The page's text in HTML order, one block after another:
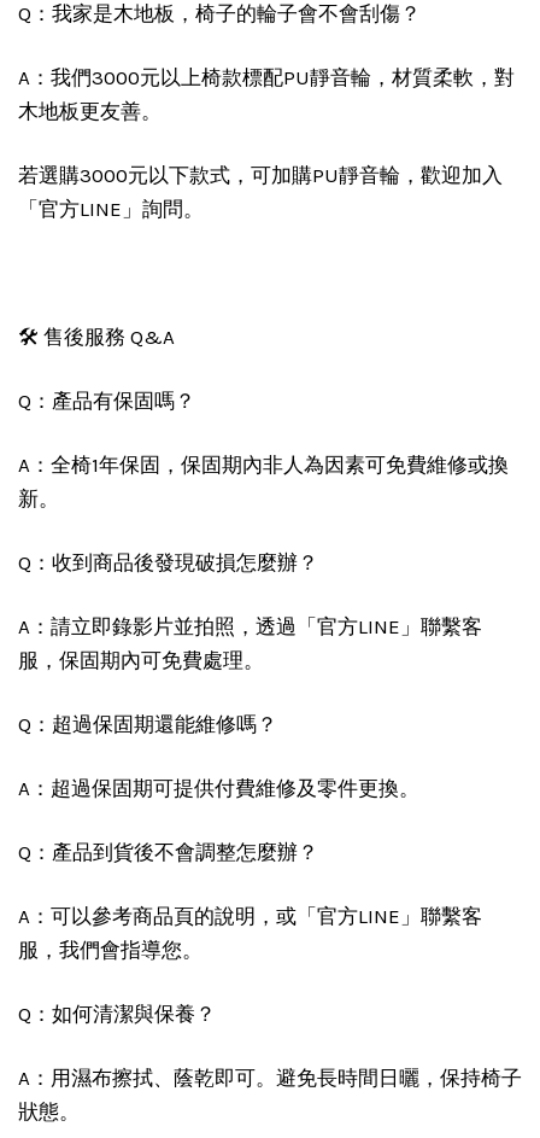
Q：我家是木地板，椅子的輪子會不會刮傷？
A：我們3000元以上椅款標配PU靜音輪，材質柔軟，對
木地板更友善。
若選購3000元以下款式，可加購PU靜音輪，歡迎加入
「官方LINE」詢問。
🛠️ 售後服務 Q&A
Q：產品有保固嗎？
A：全椅1年保固，保固期內非人為因素可免費維修或換
新。
Q：收到商品後發現破損怎麼辦？
A：請立即錄影片並拍照，透過「官方LINE」聯繫客
服，保固期內可免費處理。
Q：超過保固期還能維修嗎？
A：超過保固期可提供付費維修及零件更換。
Q：產品到貨後不會調整怎麼辦？
A：可以參考商品頁的說明，或「官方LINE」聯繫客
服，我們會指導您。
Q：如何清潔與保養？
A：用濕布擦拭、蔭乾即可。避免長時間日曬，保持椅子
狀態。